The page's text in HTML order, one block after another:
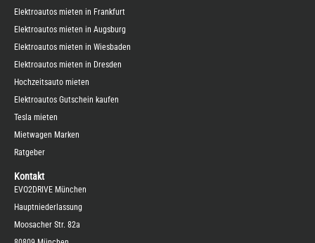
Elektroautos mieten in Frankfurt
Elektroautos mieten in Augsburg
Elektroautos mieten in Wiesbaden
Elektroautos mieten in Dresden
Hochzeitsauto mieten
Elektroautos Gutschein kaufen
Tesla mieten
Mietwagen Marken
Ratgeber
Kontakt
EVO2DRIVE München
Hauptniederlassung
Moosacher Str. 82a